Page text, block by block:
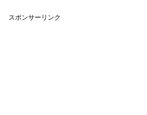
スポンサーリンク